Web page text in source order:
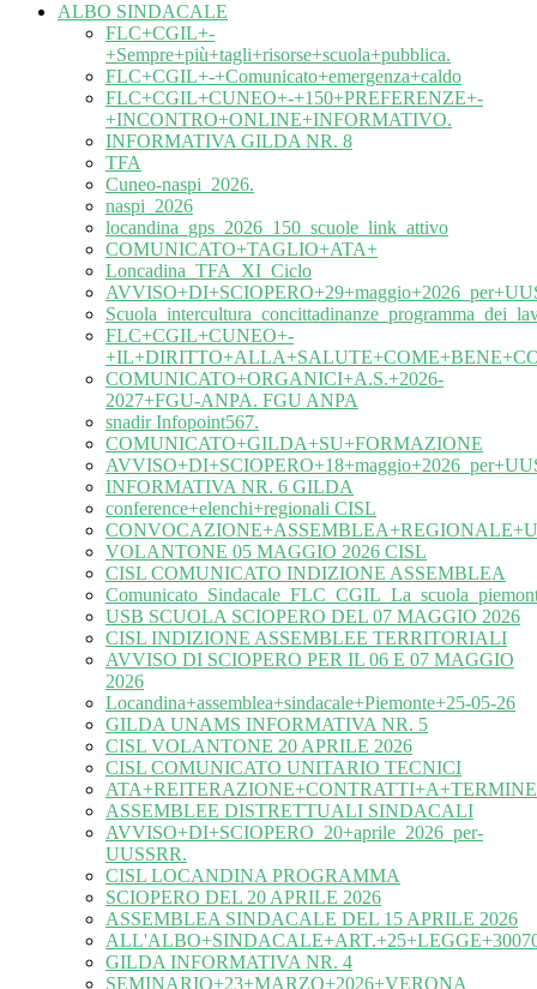
ALBO SINDACALE
FLC+CGIL+-
+Sempre+più+tagli+risorse+scuola+pubblica.
FLC+CGIL+-+Comunicato+emergenza+caldo
FLC+CGIL+CUNEO+-+150+PREFERENZE+-
+INCONTRO+ONLINE+INFORMATIVO.
INFORMATIVA GILDA NR. 8
TFA
Cuneo-naspi_2026.
naspi_2026
locandina_gps_2026_150_scuole_link_attivo
COMUNICATO+TAGLIO+ATA+
Loncadina_TFA_XI_Ciclo
FLC+CGIL+CUNEO+-
COMUNICATO+ORGANICI+A.S.+2026-
2027+FGU-ANPA. FGU ANPA
snadir Infopoint567.
COMUNICATO+GILDA+SU+FORMAZIONE
INFORMATIVA NR. 6 GILDA
conference+elenchi+regionali CISL
VOLANTONE 05 MAGGIO 2026 CISL
CISL COMUNICATO INDIZIONE ASSEMBLEA
USB SCUOLA SCIOPERO DEL 07 MAGGIO 2026
CISL INDIZIONE ASSEMBLEE TERRITORIALI
AVVISO DI SCIOPERO PER IL 06 E 07 MAGGIO
2026
Locandina+assemblea+sindacale+Piemonte+25-05-26
GILDA UNAMS INFORMATIVA NR. 5
CISL VOLANTONE 20 APRILE 2026
CISL COMUNICATO UNITARIO TECNICI
ATA+REITERAZIONE+CONTRATTI+A+TERMINE
ASSEMBLEE DISTRETTUALI SINDACALI
AVVISO+DI+SCIOPERO_20+aprile_2026_per-
UUSSRR.
CISL LOCANDINA PROGRAMMA
SCIOPERO DEL 20 APRILE 2026
ASSEMBLEA SINDACALE DEL 15 APRILE 2026
GILDA INFORMATIVA NR. 4
SEMINARIO+23+MARZO+2026+VERONA